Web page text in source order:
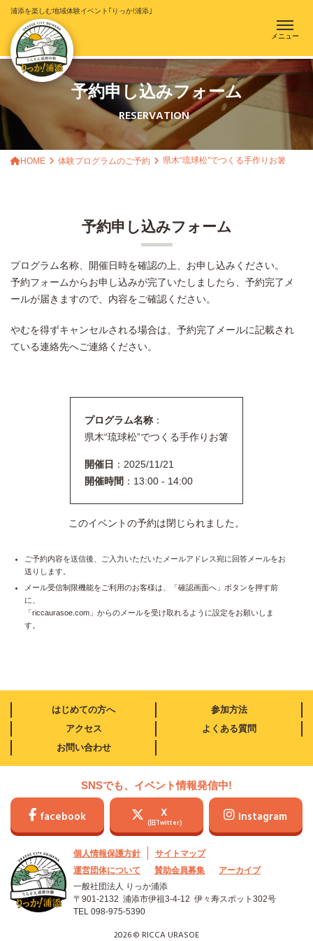
浦添を楽しむ地域体験イベント｢りっか!浦添｣
メニュー
予約申し込みフォーム
RESERVATION
HOME 体験プログラムのご予約 県木“琉球松”でつくる手作りお箸
予約申し込みフォーム
プログラム名称、開催日時を確認の上、お申し込みください。
予約フォームからお申し込みが完了いたしましたら、予約完了メ
ールが届きますので、内容をご確認ください。
やむを得ずキャンセルされる場合は、予約完了メールに記載され
ている連絡先へご連絡ください。
プログラム名称 ：
県木“琉球松”でつくる手作りお箸
開催日 ：2025/11/21
開催時間 ：13:00 - 14:00
このイベントの予約は閉じられました。
ご予約内容を送信後、ご入力いただいたメールアドレス宛に回答メールをお
送りします。
メール受信制限機能をご利用のお客様は、「確認画面へ」ボタンを押す前
に、
「riccaurasoe.com」からのメールを受け取れるように設定をお願いしま
す。
はじめての方へ
参加方法
アクセス
よくある質問
お問い合わせ
SNSでも、イベント情報発信中!
facebook X
(旧Twitter) Instagram
個人情報保護方針
サイトマップ
運営団体について
賛助会員募集
アーカイブ
一般社団法人 りっか浦添
〒901-2132 浦添市伊祖3-4-12 伊々寿スポット302号
TEL 098-975-5390
2026 © RICCA URASOE